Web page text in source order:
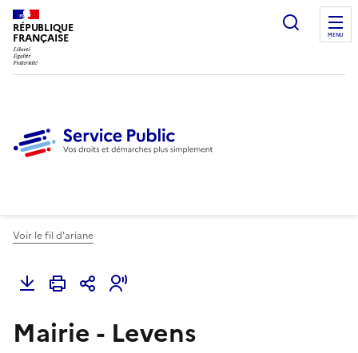
RÉPUBLIQUE
FRANÇAISE
Ouvrir
MENU
Voir le fil d'ariane
Mairie - Levens